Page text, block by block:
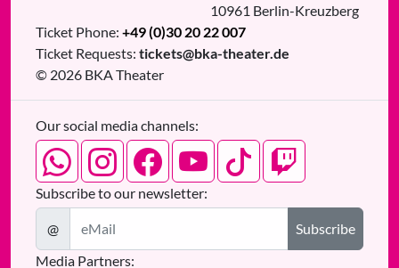
10961 Berlin-Kreuzberg
Ticket Phone: +49 (0)30 20 22 007
Ticket Requests: tickets@bka-theater.de
© 2026 BKA Theater
Our social media channels:
Subscribe to our newsletter:
@
Subscribe
Media Partners: